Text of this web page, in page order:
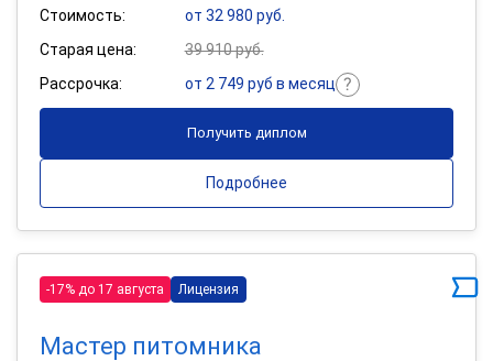
Стоимость:
от 32 980 руб.
Старая цена:
39 910 руб.
Рассрочка:
от 2 749 руб в месяц
Получить диплом
Подробнее
-17% до 17 августа Лицензия
Мастер питомника